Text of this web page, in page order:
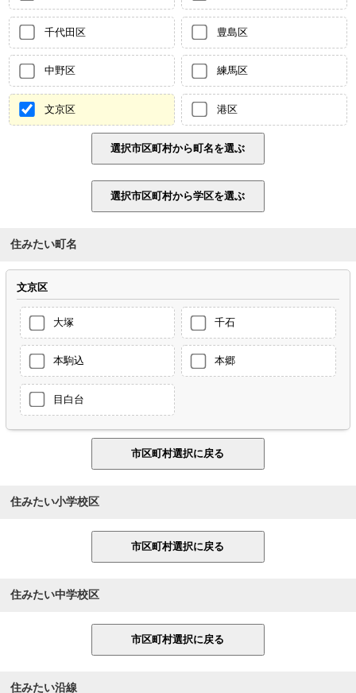
千代田区 豊島区
中野区 練馬区
文京区 港区
住みたい町名
文京区
大塚 千石
本駒込 本郷
目白台
住みたい小学校区
住みたい中学校区
住みたい沿線